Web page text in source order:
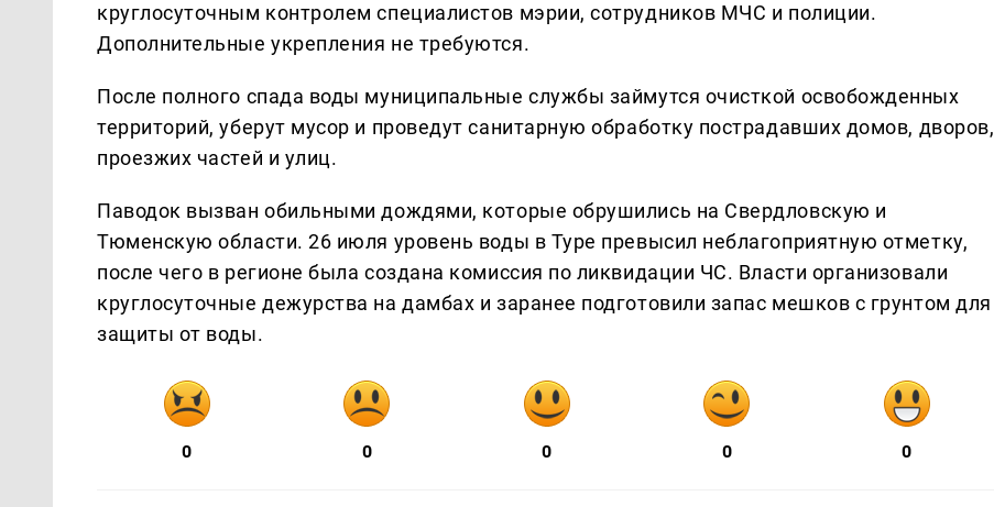
круглосуточным контролем специалистов мэрии, сотрудников МЧС и полиции.
Дополнительные укрепления не требуются.
После полного спада воды муниципальные службы займутся очисткой освобожденных
территорий, уберут мусор и проведут санитарную обработку пострадавших домов, дворов,
проезжих частей и улиц.
Паводок вызван обильными дождями, которые обрушились на Свердловскую и
Тюменскую области. 26 июля уровень воды в Туре превысил неблагоприятную отметку,
после чего в регионе была создана комиссия по ликвидации ЧС. Власти организовали
круглосуточные дежурства на дамбах и заранее подготовили запас мешков с грунтом для
защиты от воды.
0 0 0 0 0